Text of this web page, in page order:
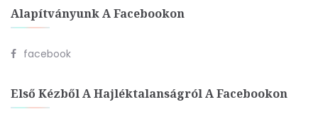
Alapítványunk A Facebookon
facebook
Első Kézből A Hajléktalanságról A Facebookon